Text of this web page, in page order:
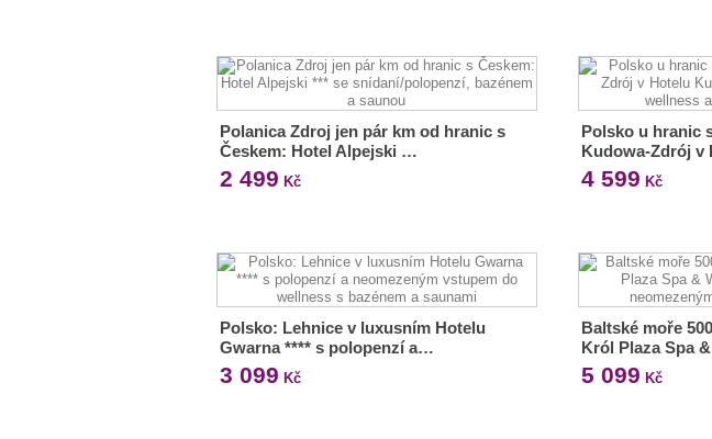
Polanica Zdroj jen pár km od hranic s
Českem: Hotel Alpejski …
2 499 Kč
Polsko u hranic
Kudowa-Zdrój
4 599 Kč
Polsko: Lehnice v luxusním Hotelu
Gwarna **** s polopenzí a…
3 099 Kč
Baltské moře
Król Plaza Spa
5 099 Kč